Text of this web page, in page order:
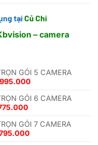
tạiCủ Chi
– camera
GÓI 5 CAMERA
GÓI 6 CAMERA
GÓI 7 CAMERA